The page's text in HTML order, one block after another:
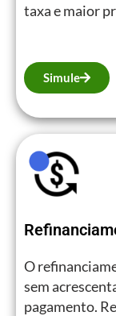
taxa e maior
Simule
O
sem
pagamento.